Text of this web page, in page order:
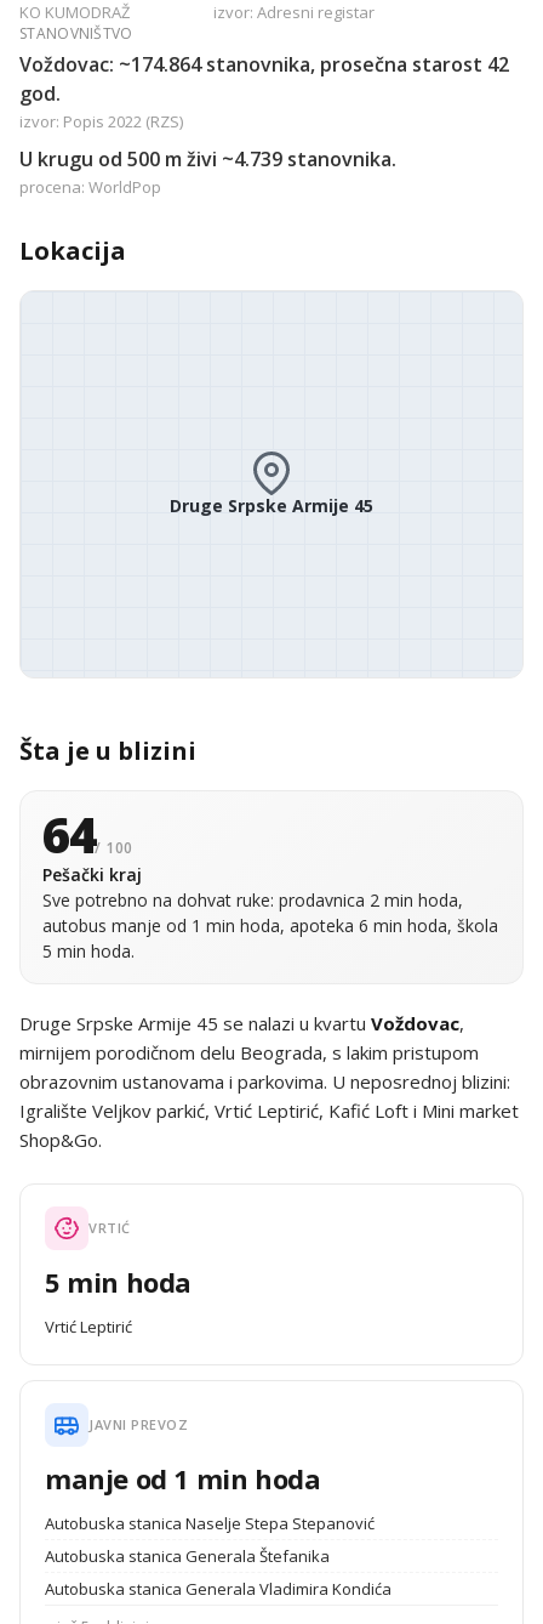
KO KUMODRAŽ izvor: Adresni registar
STANOVNIŠTVO
Voždovac: ~174.864 stanovnika, prosečna starost 42
god.
izvor: Popis 2022 (RZS)
U krugu od 500 m živi ~4.739 stanovnika.
procena: WorldPop
Lokacija
Druge Srpske Armije 45
Šta je u blizini
64/ 100
Pešački kraj
Sve potrebno na dohvat ruke: prodavnica 2 min hoda,
autobus manje od 1 min hoda, apoteka 6 min hoda, škola
5 min hoda.
Druge Srpske Armije 45 se nalazi u kvartu Voždovac,
mirnijem porodičnom delu Beograda, s lakim pristupom
obrazovnim ustanovama i parkovima. U neposrednoj blizini:
Igralište Veljkov parkić, Vrtić Leptirić, Kafić Loft i Mini market
Shop&Go.
VRTIĆ
5 min hoda
Vrtić Leptirić
JAVNI PREVOZ
manje od 1 min hoda
Autobuska stanica Naselje Stepa Stepanović
Autobuska stanica Generala Štefanika
Autobuska stanica Generala Vladimira Kondića